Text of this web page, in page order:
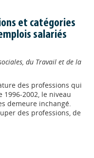
et catégories
salariés
du Travail et de la
des professions qui
2002, le niveau
demeure inchangé.
des professions, de